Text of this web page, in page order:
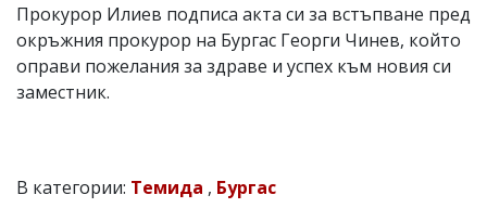
Прокурор Илиев подписа акта си за встъпване пред
окръжния прокурор на Бургас Георги Чинев, който
оправи пожелания за здраве и успех към новия си
заместник.
В категории: Темида , Бургас